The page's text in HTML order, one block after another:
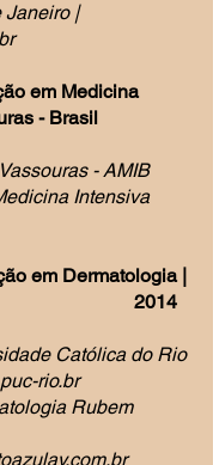
Janeiro |
em Medicina
- Brasil
- AMIB
Intensiva
em Dermatologia |
2014
Católica do Rio
rio.br
Rubem